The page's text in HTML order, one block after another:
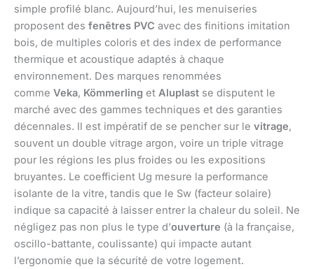
simple profilé blanc. Aujourd’hui, les menuiseries
proposent des fenêtres PVC avec des finitions imitation
bois, de multiples coloris et des index de performance
thermique et acoustique adaptés à chaque
environnement. Des marques renommées
comme Veka, Kömmerling et Aluplast se disputent le
marché avec des gammes techniques et des garanties
décennales. Il est impératif de se pencher sur le vitrage,
souvent un double vitrage argon, voire un triple vitrage
pour les régions les plus froides ou les expositions
bruyantes. Le coefficient Ug mesure la performance
isolante de la vitre, tandis que le Sw (facteur solaire)
indique sa capacité à laisser entrer la chaleur du soleil. Ne
négligez pas non plus le type d’ouverture (à la française,
oscillo-battante, coulissante) qui impacte autant
l’ergonomie que la sécurité de votre logement.